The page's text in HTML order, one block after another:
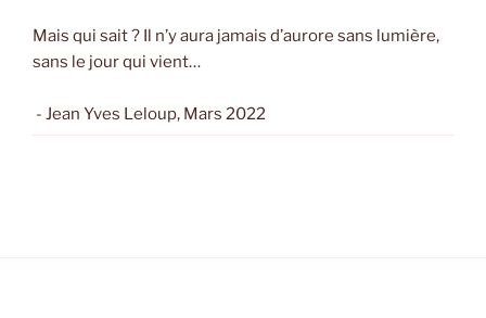
Mais qui sait ? Il n’y aura jamais d’aurore sans lumière,
sans le jour qui vient…
- Jean Yves Leloup, Mars 2022